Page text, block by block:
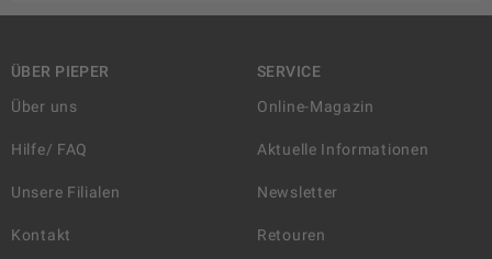
ÜBER PIEPER
Über uns
Hilfe/ FAQ
Unsere Filialen
Kontakt
SERVICE
Online-Magazin
Aktuelle Informationen
Newsletter
Retouren